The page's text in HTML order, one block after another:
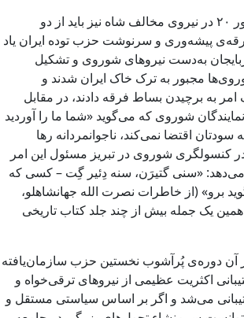
در دوران بعد از شهریور ۲۰ در نیروی مخالف شاه نیز باید از دو
پیشه‌وری و سرنوشت حزب توده ایران یاد
به‌دست نیروهای شوروی و تشکیل
مجبور به ترک خاک ایران شدند و
به برچیدن بساط فرقه دادند، در مقابل
شوروی که می‌گوید «شما ما را آوردید
اقتضا نمی‌کند، ناجوانمردانه رها
کنسولگری شوروی در تبریز مسئول این امر
می‌دهد: «سنی گتیرَن، سنه دِئیر گِت – کسی که
برو» (از خاطرات نصرت الله جهانشاهلو،
یک جمله بیش از چند جلد کتاب تاریخی
آن دوره‌ی پُرآشوب نخستین حزب سازمان‌یافته
اکثریت عظیمی از نیروهای ترقی‌خواه و
می‌شد و اگر بر اساس سیاستی مستقل و